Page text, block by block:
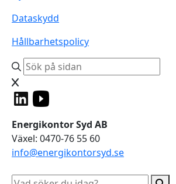
Dataskydd
Hållbarhetspolicy
Energikontor Syd AB
Växel: 0470-76 55 60
info@energikontorsyd.se